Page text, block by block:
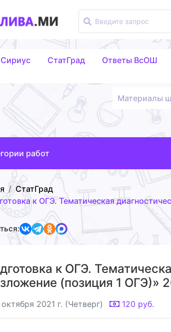
Сириус СтатГрад Ответы ВсОШ
Материалы
работ
СтатГрад
к ОГЭ. Тематическая
к ОГЭ.
(позиция 1 ОГЭ)»
октября 2021 г. (Четверг) 120 руб.